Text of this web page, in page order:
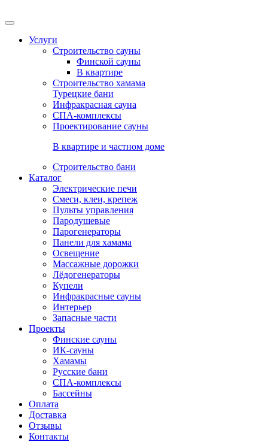
Услуги
Строительство сауны
Финской сауны
В квартире
Строительство хамама
Турецкие бани
Инфракрасная сауна
СПА-комплексы
Проектирование сауны
В квартире и частном доме
Строительство бани
Каталог
Электрические печи
Смеси, клеи, крепеж
Пульты управления
Пародушевые
Парогенераторы
Панели для хамама
Освещение
Массажные дорожки
Лёдогенераторы
Купели
Инфракрасные сауны
Интерьер
Запасные части
Проекты
Финские сауны
ИК-сауны
Хамамы
Русские бани
СПА-комплексы
Бассейны
Оплата
Доставка
Отзывы
Контакты